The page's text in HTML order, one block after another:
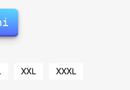
XXL XXXL